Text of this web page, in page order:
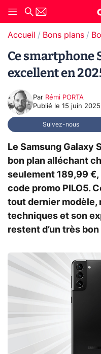
Accueil Bons plans
Ce smartphone
excellent en
Par Rémi PORTA
Publié le 15 juin
Suivez-nous
Le Samsung Galaxy
bon plan alléchant
seulement 189,99 €,
code promo PILO5.
tout dernier modèle,
techniques et son
restent d’un très